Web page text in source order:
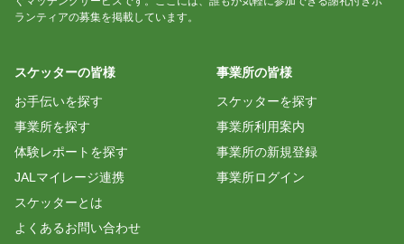
ランティアの募集を掲載しています。
スケッターの皆様
お手伝いを探す
事業所を探す
体験レポートを探す
JALマイレージ連携
スケッターとは
よくあるお問い合わせ
事業所の皆様
スケッターを探す
事業所利用案内
事業所の新規登録
事業所ログイン